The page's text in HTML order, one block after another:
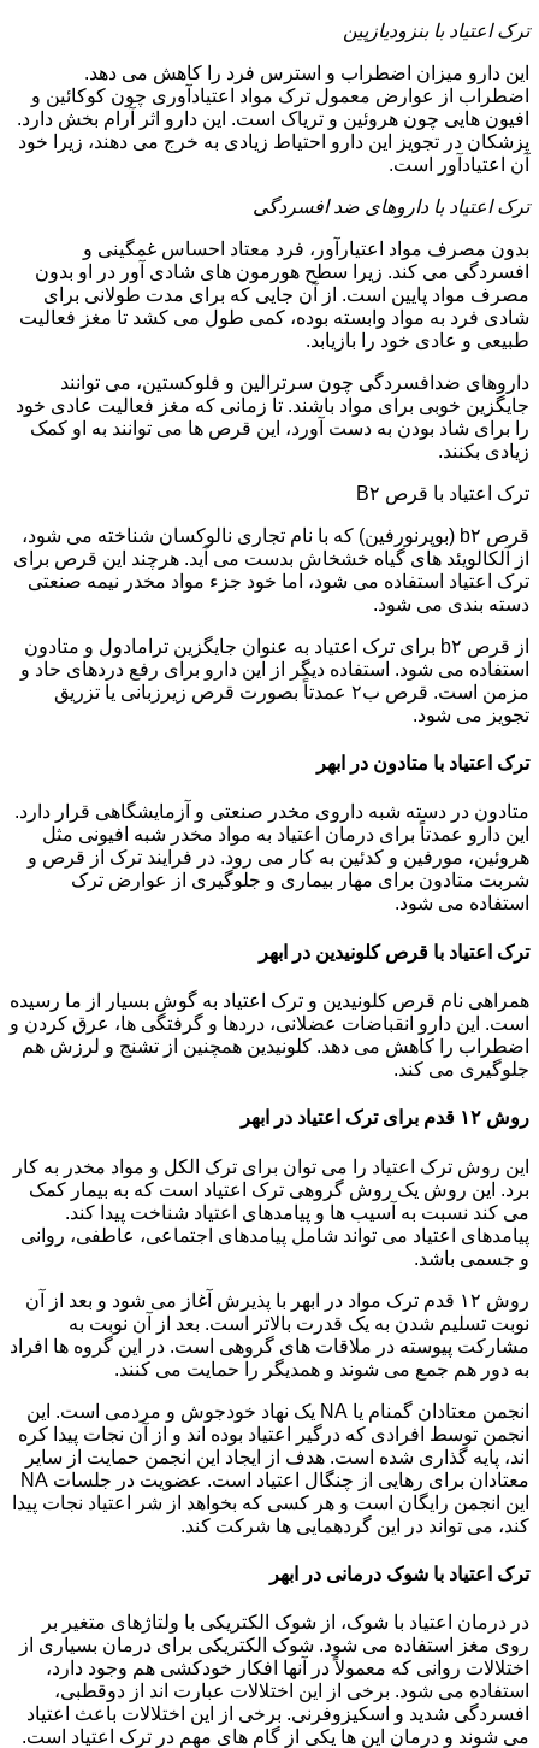
ترک اعتیاد با بنزودیازپین
این دارو میزان اضطراب و استرس فرد را کاهش می دهد.
اضطراب از عوارض معمول ترک مواد اعتیادآوری چون کوکائین و
افیون هایی چون هروئین و تریاک است. این دارو اثر آرام بخش دارد.
پزشکان در تجویز این دارو احتیاط زیادی به خرج می دهند، زیرا خود
آن اعتیادآور است.
ترک اعتیاد با داروهای ضد افسردگی
بدون مصرف مواد اعتیارآور، فرد معتاد احساس غمگینی و
افسردگی می کند. زیرا سطح هورمون های شادی آور در او بدون
مصرف مواد پایین است. از آن جایی که برای مدت طولانی برای
شادی فرد به مواد وابسته بوده، کمی طول می کشد تا مغز فعالیت
طبیعی و عادی خود را بازیابد.
داروهای ضدافسردگی چون سرترالین و فلوکستین، می توانند
جایگزین خوبی برای مواد باشند. تا زمانی که مغز فعالیت عادی خود
را برای شاد بودن به دست آورد، این قرص ها می توانند به او کمک
زیادی بکنند.
ترک اعتیاد با قرص B۲
قرص b۲ (بوپرنورفین) که با نام تجاری نالوکسان شناخته می شود،
از آلکالویئد های گیاه خشخاش بدست می آید. هرچند این قرص برای
ترک اعتیاد استفاده می شود، اما خود جزء مواد مخدر نیمه صنعتی
دسته بندی می شود.
از قرص b۲ برای ترک اعتیاد به عنوان جایگزین ترامادول و متادون
استفاده می شود. استفاده دیگر از این دارو برای رفع دردهای حاد و
مزمن است. قرص ب۲ عمدتاً بصورت قرص زیرزبانی یا تزریق
تجویز می شود.
ترک اعتیاد با متادون در ابهر
متادون در دسته شبه داروی مخدر صنعتی و آزمایشگاهی قرار دارد.
این دارو عمدتاً برای درمان اعتیاد به مواد مخدر شبه افیونی مثل
هروئین، مورفین و کدئین به کار می رود. در فرایند ترک از قرص و
شربت متادون برای مهار بیماری و جلوگیری از عوارض ترک
استفاده می شود.
ترک اعتیاد با قرص کلونیدین در ابهر
همراهی نام قرص کلونیدین و ترک اعتیاد به گوش بسیار از ما رسیده
است. این دارو انقباضات عضلانی، دردها و گرفتگی ها، عرق کردن و
اضطراب را کاهش می دهد. کلونیدین همچنین از تشنج و لرزش هم
جلوگیری می کند.
روش ۱۲ قدم برای ترک اعتیاد در ابهر
این روش ترک اعتیاد را می توان برای ترک الکل و مواد مخدر به کار
برد. این روش یک روش گروهی ترک اعتیاد است که به بیمار کمک
می کند نسبت به آسیب ها و پیامدهای اعتیاد شناخت پیدا کند.
پیامدهای اعتیاد می تواند شامل پیامدهای اجتماعی، عاطفی، روانی
و جسمی باشد.
روش ۱۲ قدم ترک مواد در ابهر با پذیرش آغاز می شود و بعد از آن
نوبت تسلیم شدن به یک قدرت بالاتر است. بعد از آن نوبت به
مشارکت پیوسته در ملاقات های گروهی است. در این گروه ها افراد
به دور هم جمع می شوند و همدیگر را حمایت می کنند.
انجمن معتادان گمنام یا NA یک نهاد خودجوش و مردمی است. این
انجمن توسط افرادی که درگیر اعتیاد بوده اند و از آن نجات پیدا کره
اند، پایه گذاری شده است. هدف از ایجاد این انجمن حمایت از سایر
معتادان برای رهایی از چنگال اعتیاد است. عضویت در جلسات NA
این انجمن رایگان است و هر کسی که بخواهد از شر اعتیاد نجات پیدا
کند، می تواند در این گردهمایی ها شرکت کند.
ترک اعتیاد با شوک درمانی در ابهر
در درمان اعتیاد با شوک، از شوک الکتریکی با ولتاژهای متغیر بر
روی مغز استفاده می شود. شوک الکتریکی برای درمان بسیاری از
اختلالات روانی که معمولاً در آنها افکار خودکشی هم وجود دارد،
استفاده می شود. برخی از این اختلالات عبارت اند از دوقطبی،
افسردگی شدید و اسکیزوفرنی. برخی از این اختلالات باعث اعتیاد
می شوند و درمان این ها یکی از گام های مهم در ترک اعتیاد است.